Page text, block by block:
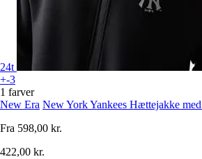
24t
+-3
1 farver
New Era New York Yankees Hættejakke
Fra 598,00 kr.
422,00 kr.